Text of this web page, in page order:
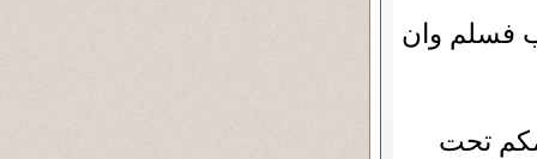
فسلم وان
تحت